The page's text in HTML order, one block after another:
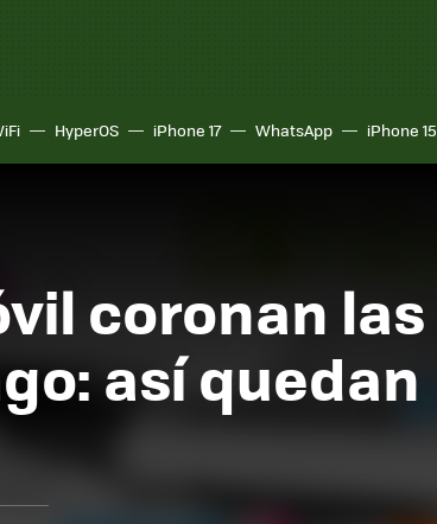
HyperOS iPhone 17 WhatsApp iPhone 15
coronan las
así quedan